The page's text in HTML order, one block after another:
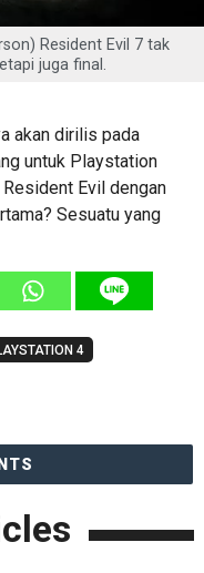
Resident Evil 7 tak
juga final.
akan dirilis pada
untuk Playstation
Evil dengan
Sesuatu yang
4